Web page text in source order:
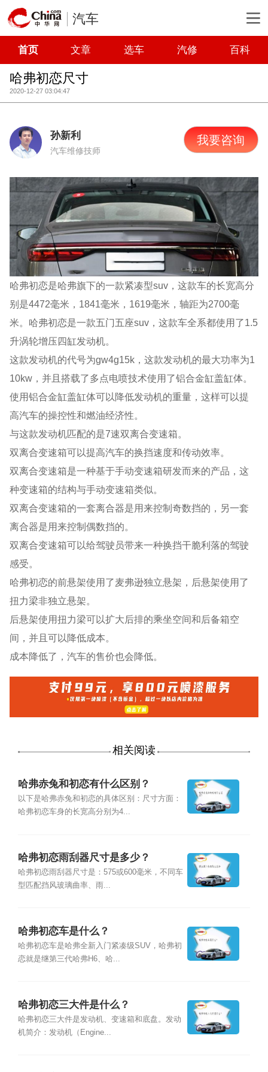
汽车
首页 文章 选车 汽修 百科
哈弗初恋尺寸
2020-12-27 03:04:47
孙新利
汽车维修技师
我要咨询
哈弗初恋是哈弗旗下的一款紧凑型suv，这款车的长宽高分
别是4472毫米，1841毫米，1619毫米，轴距为2700毫
米。哈弗初恋是一款五门五座suv，这款车全系都使用了1.5
升涡轮增压四缸发动机。
这款发动机的代号为gw4g15k，这款发动机的最大功率为1
10kw，并且搭载了多点电喷技术使用了铝合金缸盖缸体。
使用铝合金缸盖缸体可以降低发动机的重量，这样可以提
高汽车的操控性和燃油经济性。
与这款发动机匹配的是7速双离合变速箱。
双离合变速箱可以提高汽车的换挡速度和传动效率。
双离合变速箱是一种基于手动变速箱研发而来的产品，这
种变速箱的结构与手动变速箱类似。
双离合变速箱的一套离合器是用来控制奇数挡的，另一套
离合器是用来控制偶数挡的。
双离合变速箱可以给驾驶员带来一种换挡干脆利落的驾驶
感受。
哈弗初恋的前悬架使用了麦弗逊独立悬架，后悬架使用了
扭力梁非独立悬架。
后悬架使用扭力梁可以扩大后排的乘坐空间和后备箱空
间，并且可以降低成本。
成本降低了，汽车的售价也会降低。
相关阅读
哈弗赤兔和初恋有什么区别？
以下是哈弗赤兔和初恋的具体区别：尺寸方面：
哈弗初恋车身的长宽高分别为4...
哈弗初恋雨刮器尺寸是多少？
哈弗初恋雨刮器尺寸是：575或600毫米，不同车
型匹配挡风玻璃曲率、雨...
哈弗初恋车是什么？
哈弗初恋车是哈弗全新入门紧凑级SUV，哈弗初
恋就是继第三代哈弗H6、哈...
哈弗初恋三大件是什么？
哈弗初恋三大件是发动机、变速箱和底盘。发动
机简介：发动机（Engine...